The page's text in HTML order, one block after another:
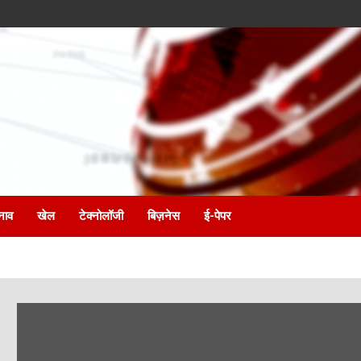
खेल टेक्नोलॉजी बिज़नेस ई-पेपर